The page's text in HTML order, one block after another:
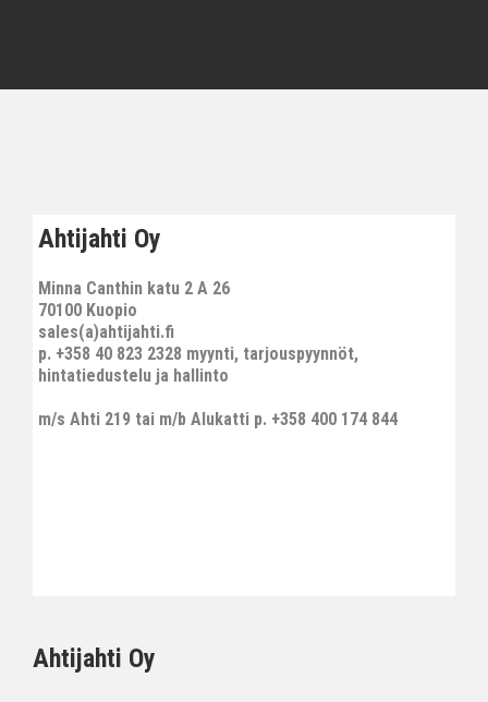
Ahtijahti Oy
Minna Canthin katu 2 A 26
70100 Kuopio
sales(a)ahtijahti.fi
p. +358 40 823 2328 myynti, tarjouspyynnöt,
hintatiedustelu ja hallinto
m/s Ahti 219 tai m/b Alukatti p. +358 400 174 844
Ahtijahti Oy